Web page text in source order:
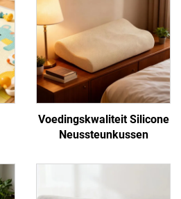
Voedingskwaliteit Silicone
Neussteunkussen